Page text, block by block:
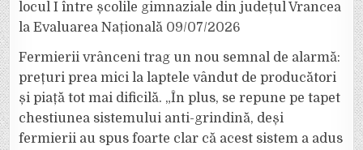
locul I între școlile gimnaziale din județul Vrancea
la Evaluarea Națională 09/07/2026
Fermierii vrânceni trag un nou semnal de alarmă:
prețuri prea mici la laptele vândut de producători
și piață tot mai dificilă. „În plus, se repune pe tapet
chestiunea sistemului anti-grindină, deși
fermierii au spus foarte clar că acest sistem a adus